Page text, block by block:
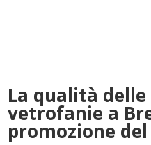
La qualità
vetrofanie a
promozione